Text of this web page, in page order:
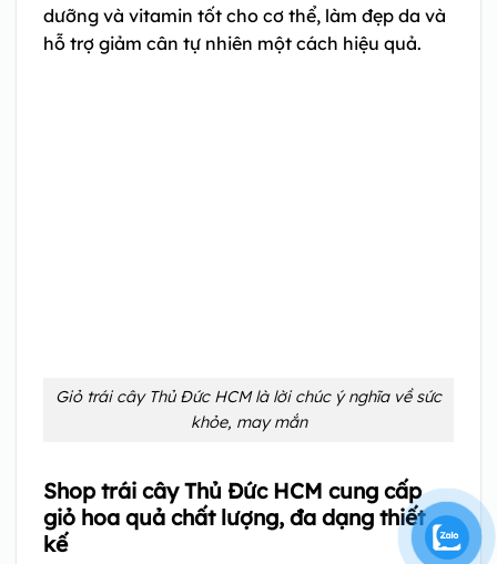
dưỡng và vitamin tốt cho cơ thể, làm đẹp da và
hỗ trợ giảm cân tự nhiên một cách hiệu quả.
Giỏ trái cây Thủ Đức HCM là lời chúc ý nghĩa về sức
khỏe, may mắn
Shop trái cây Thủ Đức HCM cung cấp
giỏ hoa quả chất lượng, đa dạng thiết
kế